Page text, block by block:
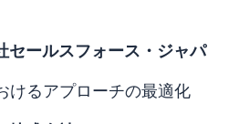
ールスフォース・ジャパ
けるアプローチの最適化